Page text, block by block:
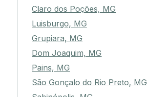
Claro dos Poções, MG
Luisburgo, MG
Grupiara, MG
Dom Joaquim, MG
Pains, MG
São Gonçalo do Rio Preto, MG